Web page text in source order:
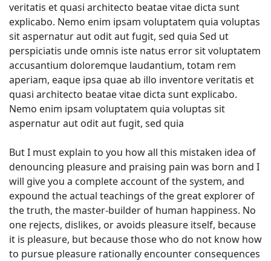
veritatis et quasi architecto beatae vitae dicta sunt
explicabo. Nemo enim ipsam voluptatem quia voluptas
sit aspernatur aut odit aut fugit, sed quia Sed ut
perspiciatis unde omnis iste natus error sit voluptatem
accusantium doloremque laudantium, totam rem
aperiam, eaque ipsa quae ab illo inventore veritatis et
quasi architecto beatae vitae dicta sunt explicabo.
Nemo enim ipsam voluptatem quia voluptas sit
aspernatur aut odit aut fugit, sed quia
But I must explain to you how all this mistaken idea of
denouncing pleasure and praising pain was born and I
will give you a complete account of the system, and
expound the actual teachings of the great explorer of
the truth, the master-builder of human happiness. No
one rejects, dislikes, or avoids pleasure itself, because
it is pleasure, but because those who do not know how
to pursue pleasure rationally encounter consequences